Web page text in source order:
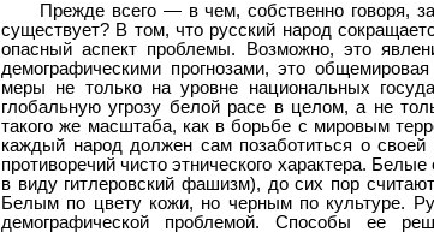
Прежде всего — в чем, собственно говоря,
существует? В том, что русский народ
опасный аспект проблемы. Возможно, это
демографическими прогнозами, это
меры не только на уровне национальных
глобальную угрозу белой расе в целом, а не
такого же масштаба, как в борьбе с мировым
каждый народ должен сам позаботиться о
противоречий чисто этнического характера.
в виду гитлеровский фашизм), до сих пор
Белым по цвету кожи, но черным по культуре.
демографической проблемой. Способы ее